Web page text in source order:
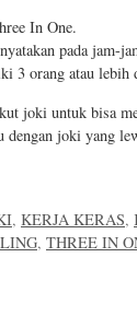
In One.
pada jam-
3 orang atau lebih
joki untuk bisa
joki yang
, KERJA KERAS,
, THREE IN